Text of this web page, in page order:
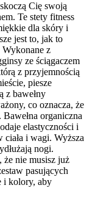
Cię swoją
Te stety fitness
dla skóry i
jest to, jak to
z
ze ściągaczem
z przyjemnością
piesze
z bawełny
co oznacza, że
organiczna
elastyczności i
i wagi. Wyższa
nogi.
że nie musisz już
pasujących
i kolory, aby